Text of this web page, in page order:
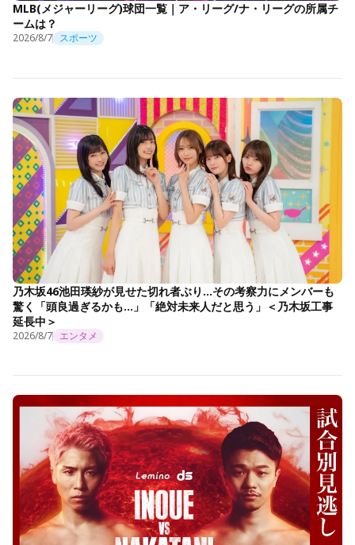
MLB(メジャーリーグ)球団一覧｜ア・リーグ/ナ・リーグの所属チ
ームは？
2026/8/7 スポーツ
乃木坂46池田瑛紗が見せた切れ者ぶり…その考察力にメンバーも
驚く「頭良過ぎるかも…」「絶対未来人だと思う」＜乃木坂工事
延長中＞
2026/8/7 エンタメ